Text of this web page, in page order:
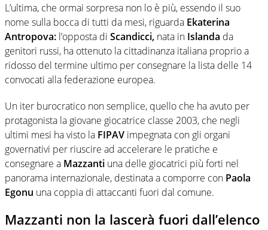
L’ultima, che ormai sorpresa non lo è più, essendo il suo
nome sulla bocca di tutti da mesi, riguarda Ekaterina
Antropova: l’opposta di Scandicci, nata in Islanda da
genitori russi, ha ottenuto la cittadinanza italiana proprio a
ridosso del termine ultimo per consegnare la lista delle 14
convocati alla federazione europea.
Un iter burocratico non semplice, quello che ha avuto per
protagonista la giovane giocatrice classe 2003, che negli
ultimi mesi ha visto la FIPAV impegnata con gli organi
governativi per riuscire ad accelerare le pratiche e
consegnare a Mazzanti una delle giocatrici più forti nel
panorama internazionale, destinata a comporre con Paola
Egonu una coppia di attaccanti fuori dal comune.
Mazzanti non la lascerà fuori dall’elenco